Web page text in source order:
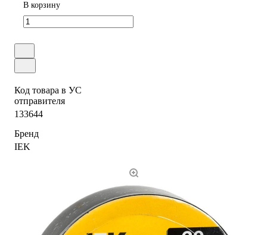
В корзину
Код товара в УС
отправителя
133644
Бренд
IEK